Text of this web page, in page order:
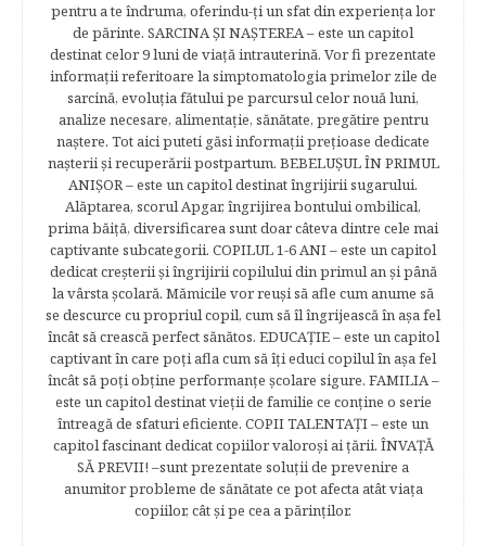
pentru a te îndruma, oferindu-ţi un sfat din experienţa lor
de părinte. SARCINA ŞI NAŞTEREA – este un capitol
destinat celor 9 luni de viaţă intrauterină. Vor fi prezentate
informaţii referitoare la simptomatologia primelor zile de
sarcină, evoluţia fătului pe parcursul celor nouă luni,
analize necesare, alimentaţie, sănătate, pregătire pentru
naştere. Tot aici puteti găsi informaţii preţioase dedicate
naşterii şi recuperării postpartum. BEBELUŞUL ÎN PRIMUL
ANIŞOR – este un capitol destinat îngrijirii sugarului.
Alăptarea, scorul Apgar, îngrijirea bontului ombilical,
prima băiţă, diversificarea sunt doar câteva dintre cele mai
captivante subcategorii. COPILUL 1-6 ANI – este un capitol
dedicat creşterii şi îngrijirii copilului din primul an şi până
la vârsta şcolară. Mămicile vor reuşi să afle cum anume să
se descurce cu propriul copil, cum să îl îngrijească în aşa fel
încât să crească perfect sănătos. EDUCAŢIE – este un capitol
captivant în care poţi afla cum să îţi educi copilul în aşa fel
încât să poţi obţine performanţe şcolare sigure. FAMILIA –
este un capitol destinat vieţii de familie ce conţine o serie
întreagă de sfaturi eficiente. COPII TALENTAŢI – este un
capitol fascinant dedicat copiilor valoroși ai țării. ÎNVAŢĂ
SĂ PREVII! –sunt prezentate soluţii de prevenire a
anumitor probleme de sănătate ce pot afecta atât viaţa
copiilor, cât şi pe cea a părinţilor.